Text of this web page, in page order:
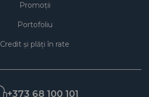
Promoții
Portofoliu
Credit și plăți în rate
+373 68 100 101